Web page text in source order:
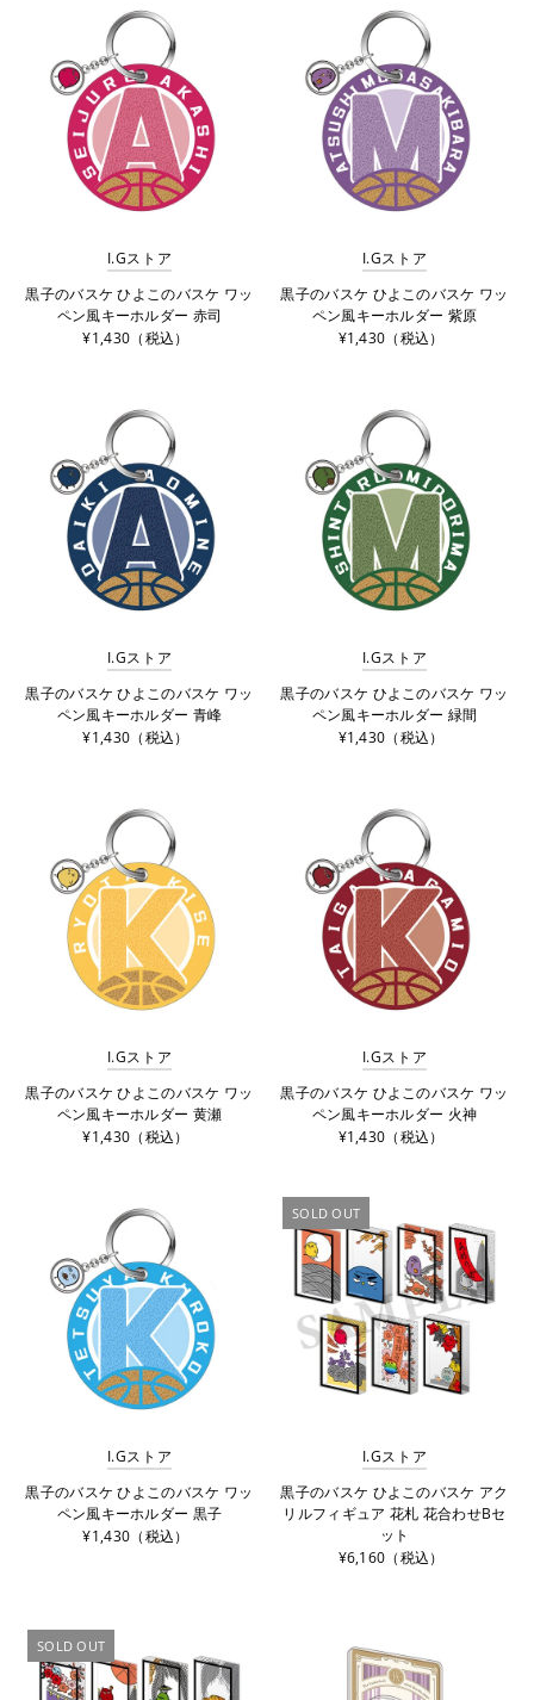
I.Gストア
黒子のバスケ ひよこのバスケ ワッ
ペン風キーホルダー 赤司
¥1,430（税込）
I.Gストア
黒子のバスケ ひよこのバスケ ワッ
ペン風キーホルダー 紫原
¥1,430（税込）
I.Gストア
黒子のバスケ ひよこのバスケ ワッ
ペン風キーホルダー 青峰
¥1,430（税込）
I.Gストア
黒子のバスケ ひよこのバスケ ワッ
ペン風キーホルダー 緑間
¥1,430（税込）
I.Gストア
黒子のバスケ ひよこのバスケ ワッ
ペン風キーホルダー 黄瀬
¥1,430（税込）
I.Gストア
黒子のバスケ ひよこのバスケ ワッ
ペン風キーホルダー 火神
¥1,430（税込）
I.Gストア
黒子のバスケ ひよこのバスケ ワッ
ペン風キーホルダー 黒子
¥1,430（税込）
SOLD OUT
I.Gストア
黒子のバスケ ひよこのバスケ アク
リルフィギュア 花札 花合わせBセ
ット
¥6,160（税込）
SOLD OUT